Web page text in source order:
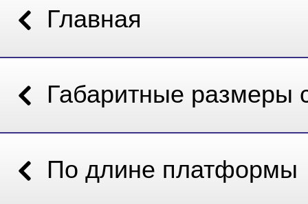
Главная
Габаритные размеры
По длине платформы